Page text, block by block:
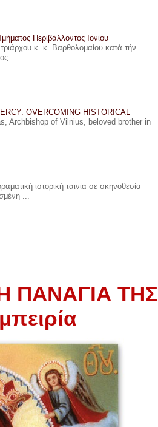
Περιβάλλοντος Ιονίου
κ. κ. Βαρθολομαίου κατά τήν
OVERCOMING HISTORICAL
Archbishop of Vilnius, beloved brother in
ιστορική ταινία σε σκηνοθεσία
...
ΠΑΝΑΓΙΑ ΤΗΣ